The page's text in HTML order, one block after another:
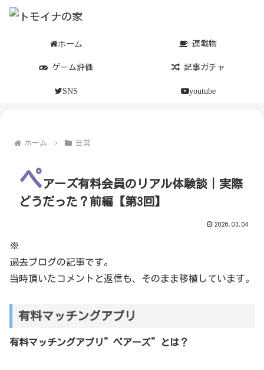
ホーム 連載物
ゲーム評価 記事ガチャ
SNS youtube
ホーム 日常
ペアーズ有料会員のリアル体験談｜実際
どうだった？前編【第3回】
2026.03.04
※
過去ブログの記事です。
当時頂いたコメントと返信も、そのまま移植しています。
有料マッチングアプリ
有料マッチングアプリ”ペアーズ”とは？